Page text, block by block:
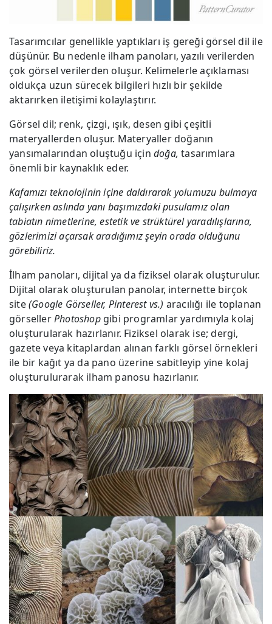
Tasarımcılar genellikle yaptıkları iş gereği görsel dil ile
düşünür. Bu nedenle ilham panoları, yazılı verilerden
çok görsel verilerden oluşur. Kelimelerle açıklaması
oldukça uzun sürecek bilgileri hızlı bir şekilde
aktarırken iletişimi kolaylaştırır.
Görsel dil; renk, çizgi, ışık, desen gibi çeşitli
materyallerden oluşur. Materyaller doğanın
yansımalarından oluştuğu için doğa, tasarımlara
önemli bir kaynaklık eder.
Kafamızı teknolojinin içine daldırarak yolumuzu bulmaya
çalışırken aslında yanı başımızdaki pusulamız olan
tabiatın nimetlerine, estetik ve strüktürel yaradılışlarına,
gözlerimizi açarsak aradığımız şeyin orada olduğunu
görebiliriz.
İlham panoları, dijital ya da fiziksel olarak oluşturulur.
Dijital olarak oluşturulan panolar, internette birçok
site(Google Görseller, Pinterest vs.) aracılığı ile toplanan
görsellerPhotoshopgibi programlar yardımıyla kolaj
oluşturularak hazırlanır. Fiziksel olarak ise; dergi,
gazete veya kitaplardan alınan farklı görsel örnekleri
ile bir kağıt ya da pano üzerine sabitleyip yine kolaj
oluşturulurarak ilham panosu hazırlanır.